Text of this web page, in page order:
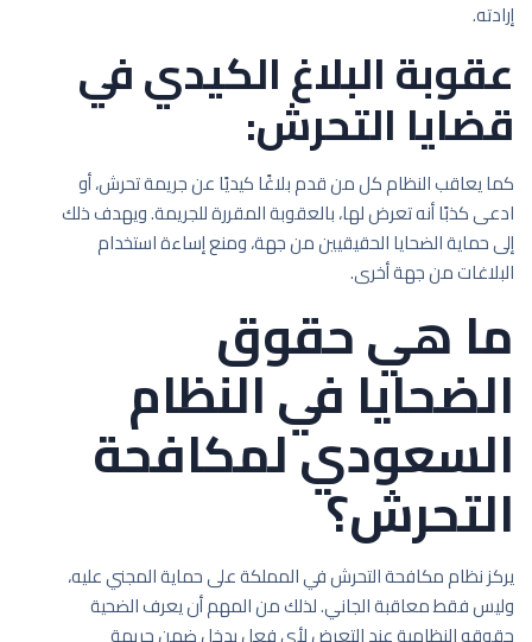
إرادته.
عقوبة البلاغ الكيدي في
قضايا التحرش:
كما يعاقب النظام كل من قدم بلاغًا كيديًا عن جريمة تحرش، أو
ادعى كذبًا أنه تعرض لها، بالعقوبة المقررة للجريمة. ويهدف ذلك
إلى حماية الضحايا الحقيقيين من جهة، ومنع إساءة استخدام
البلاغات من جهة أخرى.
ما هي حقوق
الضحايا في النظام
السعودي لمكافحة
التحرش؟
يركز نظام مكافحة التحرش في المملكة على حماية المجني عليه،
وليس فقط معاقبة الجاني. لذلك من المهم أن يعرف الضحية